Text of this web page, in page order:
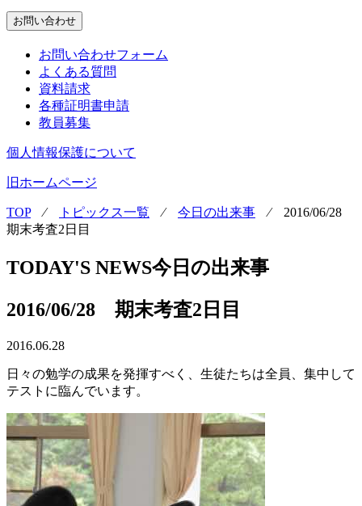
お問い合わせ
お問い合わせフォーム
よくある質問
資料請求
各種証明書申請
教員募集
個人情報保護について
旧ホームページ
TOP⁄ トピックス一覧 ⁄ 今日の出来事 ⁄ 2016/06/28
期末考査2日目
TODAY'S NEWS今日の出来事
2016/06/28 期末考査2日目
2016.06.28
日々の勉学の成果を発揮すべく、生徒たちは全員、集中して
テストに臨んでいます。